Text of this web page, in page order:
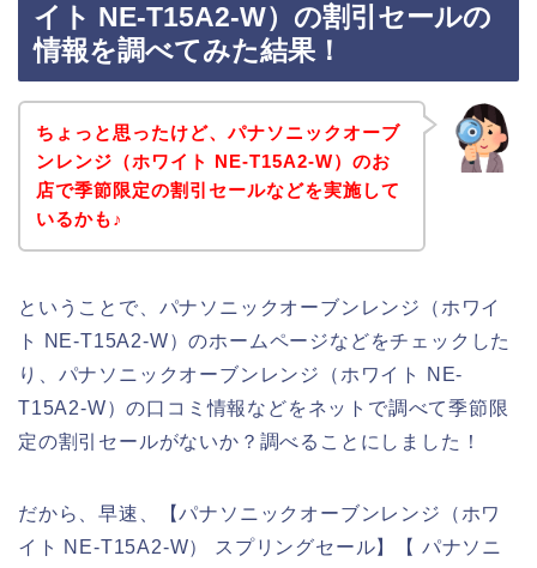
イト NE-T15A2-W）の割引セールの
情報を調べてみた結果！
ちょっと思ったけど、パナソニックオーブ
ンレンジ（ホワイト NE-T15A2-W）のお
店で季節限定の割引セールなどを実施して
いるかも♪
ということで、パナソニックオーブンレンジ（ホワイ
ト NE-T15A2-W）のホームページなどをチェックした
り、パナソニックオーブンレンジ（ホワイト NE-
T15A2-W）の口コミ情報などをネットで調べて季節限
定の割引セールがないか？調べることにしました！
だから、早速、【パナソニックオーブンレンジ（ホワ
イト NE-T15A2-W） スプリングセール】【 パナソニ